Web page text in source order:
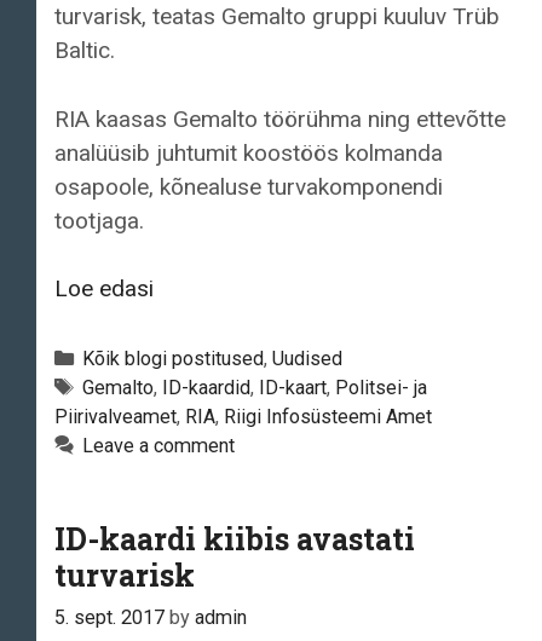
turvarisk, teatas Gemalto gruppi kuuluv Trüb
Baltic.
RIA kaasas Gemalto töörühma ning ettevõtte
analüüsib juhtumit koostöös kolmanda
osapoole, kõnealuse turvakomponendi
tootjaga.
Loe edasi
kaartide
tootja
aitab
lahendada
kaardi
turvariski
Categories
Kõik blogi postitused, Uudised
Tags
Gemalto, ID-kaardid, ID-kaart, Politsei- ja
Piirivalveamet, RIA, Riigi Infosüsteemi Amet
Leave a comment
ID-kaardi kiibis avastati
turvarisk
5. sept. 2017 by admin